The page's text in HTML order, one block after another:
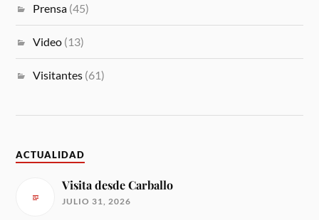
Prensa (45)
Video (13)
Visitantes (61)
ACTUALIDAD
Visita desde Carballo
JULIO 31, 2026